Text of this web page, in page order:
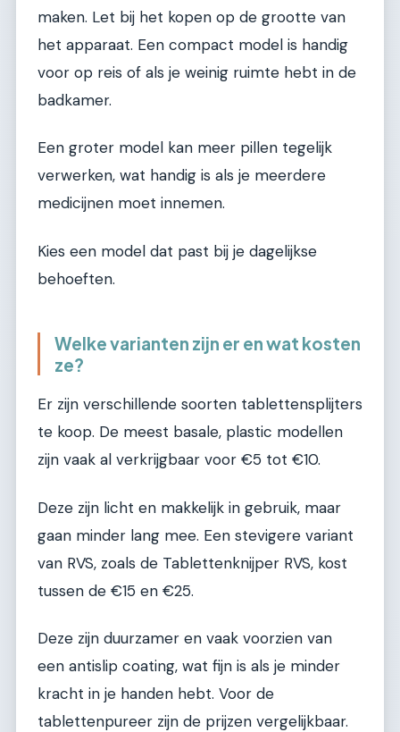
maken. Let bij het kopen op de grootte van
het apparaat. Een compact model is handig
voor op reis of als je weinig ruimte hebt in de
badkamer.
Een groter model kan meer pillen tegelijk
verwerken, wat handig is als je meerdere
medicijnen moet innemen.
Kies een model dat past bij je dagelijkse
behoeften.
Welke varianten zijn er en wat kosten
ze?
Er zijn verschillende soorten tablettensplijters
te koop. De meest basale, plastic modellen
zijn vaak al verkrijgbaar voor €5 tot €10.
Deze zijn licht en makkelijk in gebruik, maar
gaan minder lang mee. Een stevigere variant
van RVS, zoals de Tablettenknijper RVS, kost
tussen de €15 en €25.
Deze zijn duurzamer en vaak voorzien van
een antislip coating, wat fijn is als je minder
kracht in je handen hebt. Voor de
tablettenpureer zijn de prijzen vergelijkbaar.